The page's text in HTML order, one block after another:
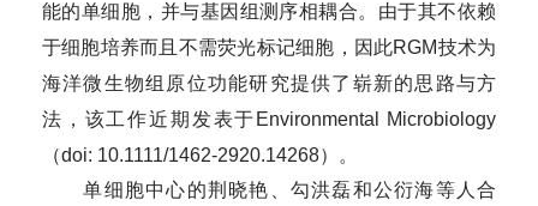
能的单细胞，并与基因组测序相耦合。由于其不依赖
于细胞培养而且不需荧光标记细胞，因此RGM技术为
海洋微生物组原位功能研究提供了崭新的思路与方
法，该工作近期发表于 Environmental Microbiology
（doi: 10.1111/1462-2920.14268）。
单细胞中心的荆晓艳、勾洪磊和公衍海等人合